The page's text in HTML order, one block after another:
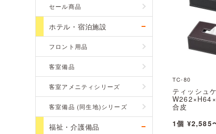
セール商品
ホテル・宿泊施設
フロント用品
客室備品
客室アメニティシリーズ
客室備品 (同生地)シリーズ
福祉・介護備品
TC-80
ティッシュ
合皮
1個 ¥2,585